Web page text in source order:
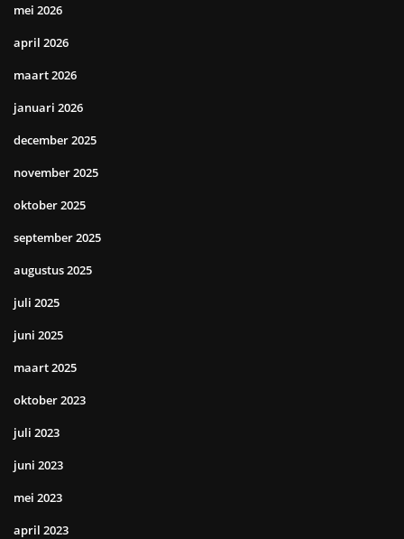
mei 2026
april 2026
maart 2026
januari 2026
december 2025
november 2025
oktober 2025
september 2025
augustus 2025
juli 2025
juni 2025
maart 2025
oktober 2023
juli 2023
juni 2023
mei 2023
april 2023